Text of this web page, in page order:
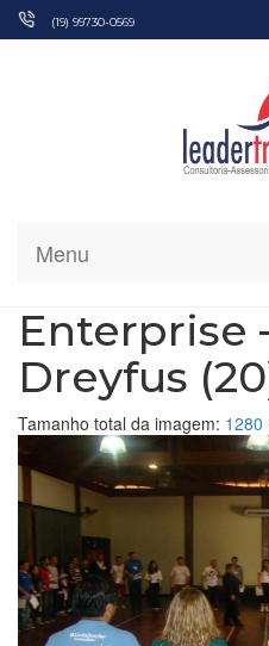
Pular
(19) 99730-0569
Menu
Enterprise
Dreyfus
Tamanho total da imagem: 1280